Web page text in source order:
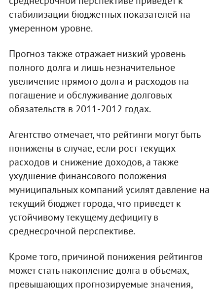
стабилизации бюджетных показателей на
умеренном уровне.
Прогноз также отражает низкий уровень
полного долга и лишь незначительное
увеличение прямого долга и расходов на
погашение и обслуживание долговых
обязательств в 2011-2012 годах.
Агентство отмечает, что рейтинги могут быть
понижены в случае, если рост текущих
расходов и снижение доходов, а также
ухудшение финансового положения
муниципальных компаний усилят давление на
текущий бюджет города, что приведет к
устойчивому текущему дефициту в
среднесрочной перспективе.
Кроме того, причиной понижения рейтингов
может стать накопление долга в объемах,
превышающих прогнозируемые значения,